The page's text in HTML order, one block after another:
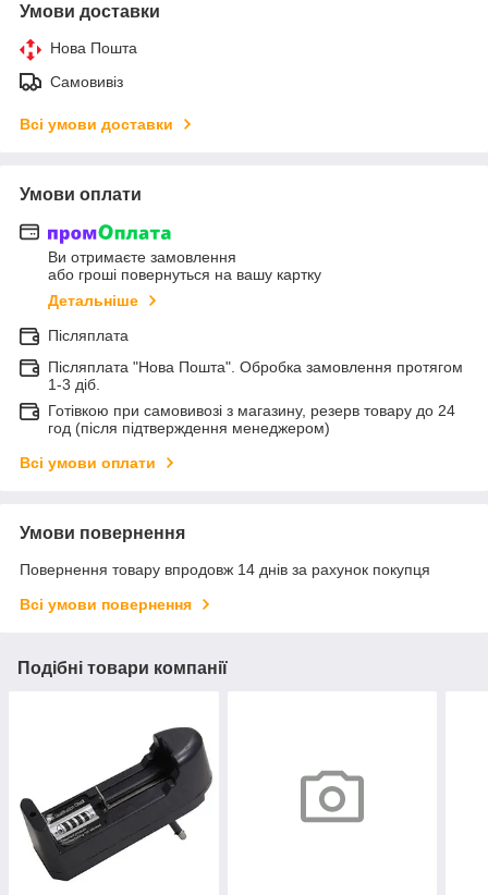
Умови доставки
Нова Пошта
Самовивіз
Всі умови доставки
Умови оплати
Ви отримаєте замовлення
або гроші повернуться на вашу картку
Детальніше
Післяплата
Післяплата "Нова Пошта". Обробка замовлення протягом
1-3 діб.
Готівкою при самовивозі з магазину, резерв товару до 24
год (після підтверждення менеджером)
Всі умови оплати
Умови повернення
Повернення товару впродовж 14 днів за рахунок покупця
Всі умови повернення
Подібні товари компанії